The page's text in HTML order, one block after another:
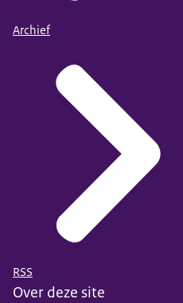
Archief
RSS
Over deze site